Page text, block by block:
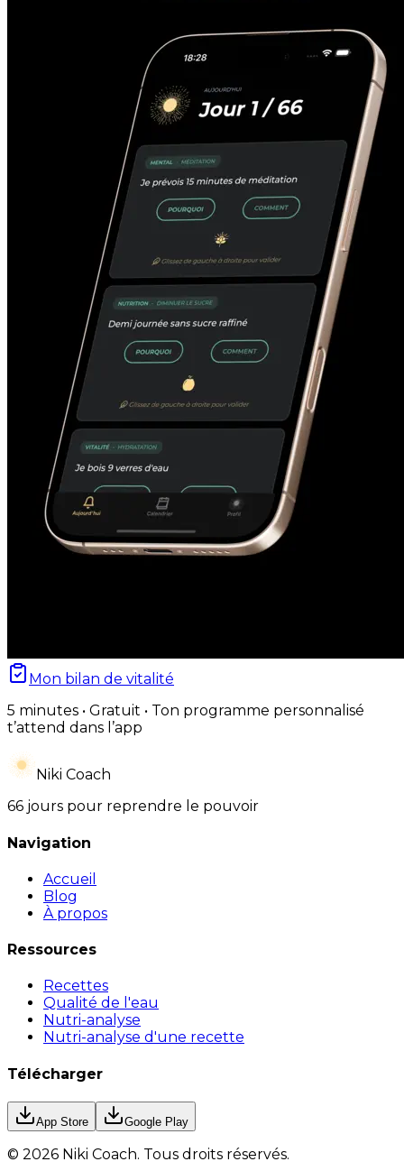
Mon bilan de vitalité
5 minutes • Gratuit • Ton programme personnalisé
t’attend dans l’app
Niki Coach
66 jours pour reprendre le pouvoir
Navigation
Accueil
Blog
À propos
Ressources
Recettes
Qualité de l'eau
Nutri-analyse
Nutri-analyse d'une recette
Télécharger
App Store Google Play
© 2026 Niki Coach. Tous droits réservés.